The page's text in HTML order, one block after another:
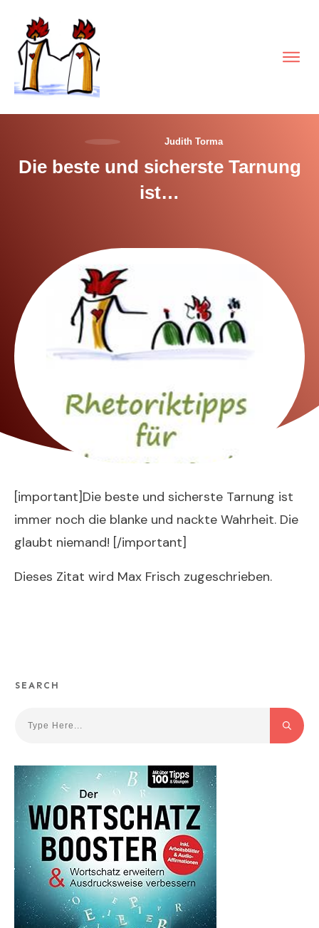
Judith Torma
Die beste und sicherste Tarnung
ist…
[important]Die beste und sicherste Tarnung ist
immer noch die blanke und nackte Wahrheit. Die
glaubt niemand! [/important]
Dieses Zitat wird Max Frisch zugeschrieben.
SEARCH